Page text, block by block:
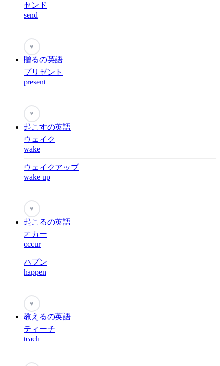
センド
send
♥
贈るの英語
プリゼント
present
♥
起こすの英語
ウェイク
wake
ウェイクアップ
wake up
♥
起こるの英語
オカー
occur
ハプン
happen
♥
教えるの英語
ティーチ
teach